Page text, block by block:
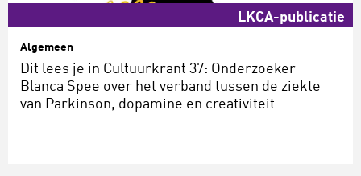
LKCA-publicatie
Algemeen
Dit lees je in Cultuurkrant 37: Onderzoeker
Blanca Spee over het verband tussen de ziekte
van Parkinson, dopamine en creativiteit